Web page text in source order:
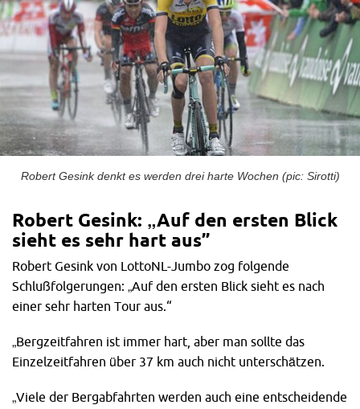
Robert Gesink denkt es werden drei harte Wochen (pic: Sirotti)
Robert Gesink: „Auf den ersten Blick
sieht es sehr hart aus”
Robert Gesink von LottoNL-Jumbo zog folgende
Schlußfolgerungen: „Auf den ersten Blick sieht es nach
einer sehr harten Tour aus.“
„Bergzeitfahren ist immer hart, aber man sollte das
Einzelzeitfahren über 37 km auch nicht unterschätzen.
„Viele der Bergabfahrten werden auch eine entscheidende